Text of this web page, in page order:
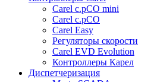
Carel c.pCO mini
Carel c.pCO
Carel Easy
Регуляторы скорости
Carel EVD Evolution
Контроллеры Карел
Диспетчеризация